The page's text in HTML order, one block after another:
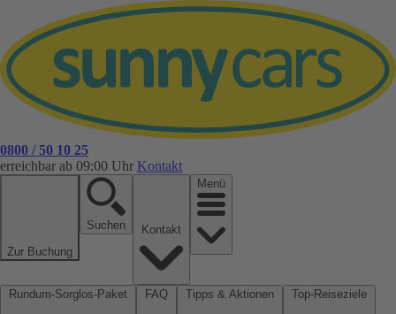
0800 / 50 10 25
erreichbar ab 09:00 Uhr Kontakt
Zur Buchung
Suchen
Menü